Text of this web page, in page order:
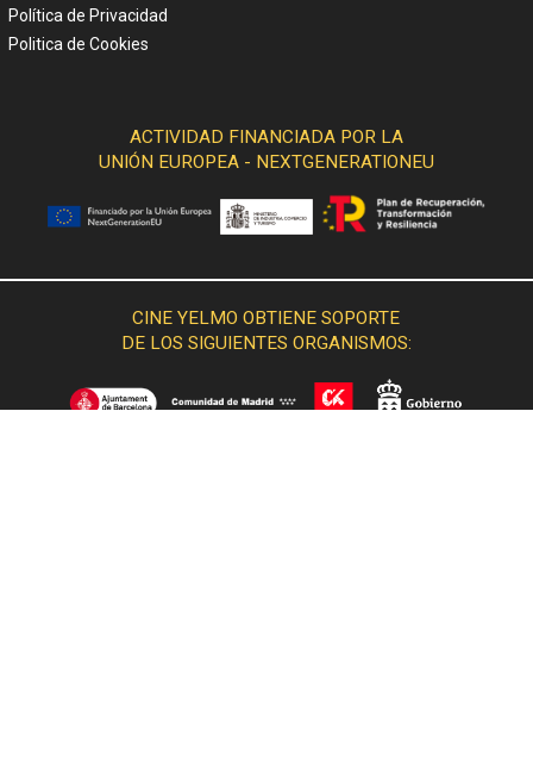
Política de Privacidad
Politica de Cookies
ACTIVIDAD FINANCIADA POR LA
UNIÓN EUROPEA - NEXTGENERATIONEU
CINE YELMO OBTIENE SOPORTE
DE LOS SIGUIENTES ORGANISMOS: